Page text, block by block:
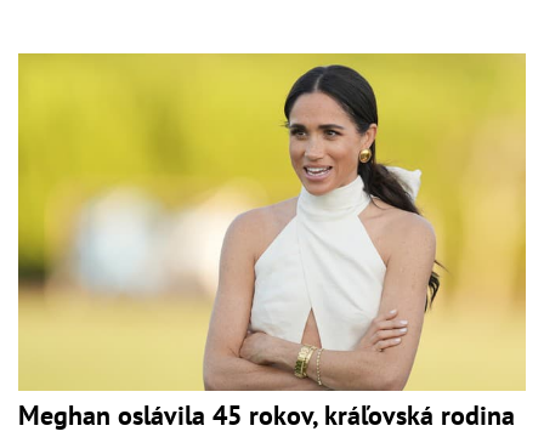
Meghan oslávila 45 rokov, kráľovská rodina